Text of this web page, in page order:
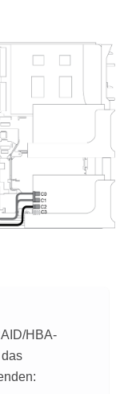
HBA-